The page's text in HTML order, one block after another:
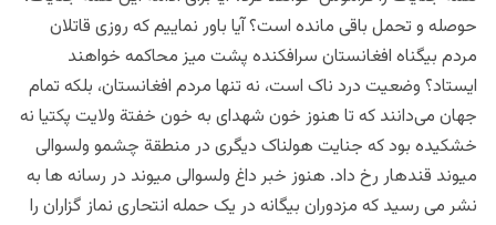
حوصله و تحمل باقی مانده است؟ آیا باور نماییم که روزی قاتلان
مردم بیگناه افغانستان سرافکنده پشت میز محاکمه خواهند
ایستاد؟ وضعیت درد ناک است، نه تنها مردم افغانستان، بلکه تمام
جهان می‌دانند که تا هنوز خون شهدای به خون خفتة ولایت پکتیا نه
خشکیده بود که جنایت هولناک دیگری در منطقة چشمو ولسوالی
میوند قندهار رخ داد. هنوز خبر داغ ولسوالی میوند در رسانه ها به
نشر می رسید که مزدوران بیگانه در یک حمله انتحاری نماز گزاران را